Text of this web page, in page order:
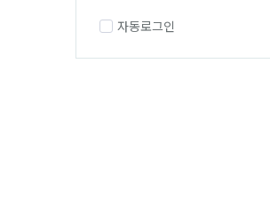
자동로그인